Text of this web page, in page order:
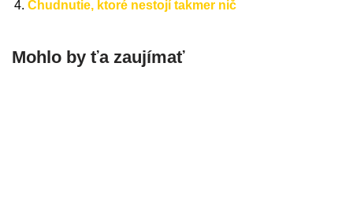
Chudnutie, ktoré nestojí takmer nič
Mohlo by ťa zaujímať